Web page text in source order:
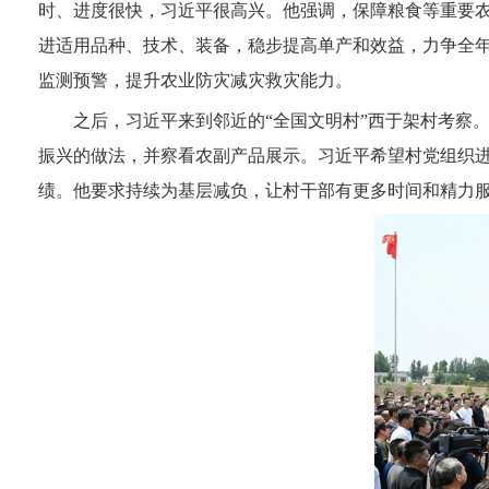
时、进度很快，习近平很高兴。他强调，保障粮食等重
进适用品种、技术、装备，稳步提高单产和效益，力争全
监测预警，提升农业防灾减灾救灾能力。
之后，习近平来到邻近的“全国文明村”西于架村考察
振兴的做法，并察看农副产品展示。习近平希望村党组织
绩。他要求持续为基层减负，让村干部有更多时间和精力